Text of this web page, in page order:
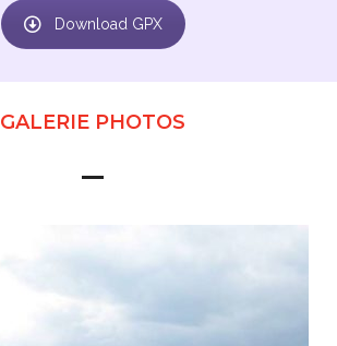
Download GPX
GALERIE PHOTOS